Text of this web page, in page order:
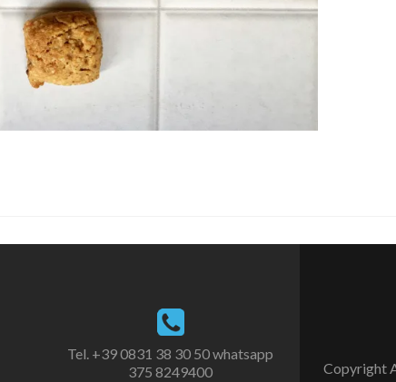
Tel. +39 0831 38 30 50 whatsapp
375 8249400
Copyright